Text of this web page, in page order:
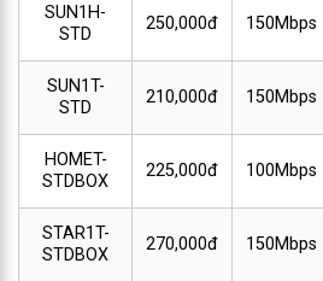
SUN1H-
STD
250,000đ 150Mbps
SUN1T-
STD
210,000đ 150Mbps
HOMET-
STDBOX
225,000đ 100Mbps
STAR1T-
STDBOX
270,000đ 150Mbps